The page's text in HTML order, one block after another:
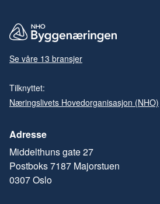
Se våre 13 bransjer
Tilknyttet:
Næringslivets Hovedorganisasjon (NHO)
Adresse
Middelthuns gate 27
Postboks 7187 Majorstuen
0307 Oslo